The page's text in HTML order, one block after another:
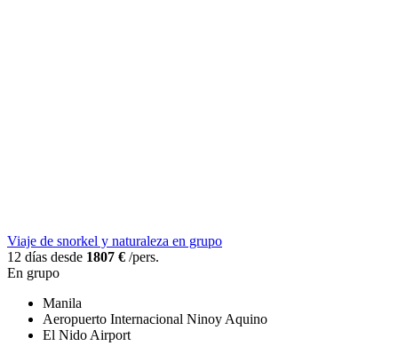
Viaje de snorkel y naturaleza en grupo
12 días desde 1807 € /pers.
En grupo
Manila
Aeropuerto Internacional Ninoy Aquino
El Nido Airport